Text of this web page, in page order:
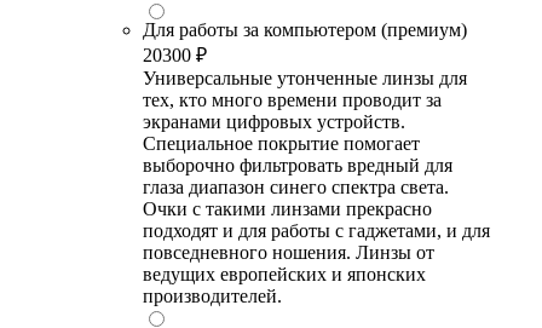
Для работы за компьютером (премиум)
20300 ₽
Универсальные утонченные линзы для
тех, кто много времени проводит за
экранами цифровых устройств.
Специальное покрытие помогает
выборочно фильтровать вредный для
глаза диапазон синего спектра света.
Очки с такими линзами прекрасно
подходят и для работы с гаджетами, и для
повседневного ношения. Линзы от
ведущих европейских и японских
производителей.